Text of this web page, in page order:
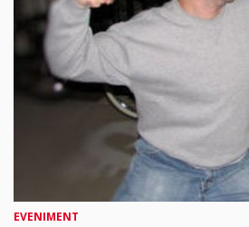
EVENIMENT